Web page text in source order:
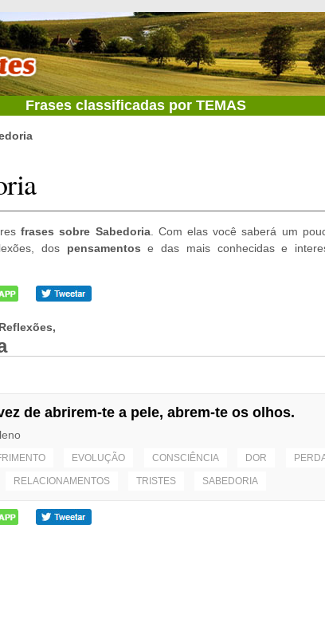
Frases classificadas por TEMAS
frases sobre Sabedoria. Com elas você saberá um
dos pensamentos e das mais conhecidas e
de abrirem-te a pele, abrem-te os olhos.
EVOLUÇÃO CONSCIÊNCIA DOR
RELACIONAMENTOS TRISTES SABEDORIA